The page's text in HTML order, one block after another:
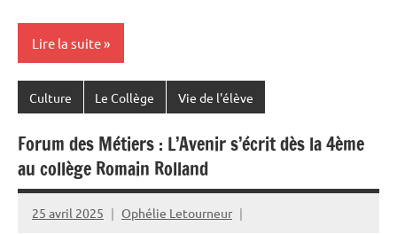
Lire la suite
Culture Le Collège Vie de l'élève
Forum des Métiers : L’Avenir s’écrit dès la 4ème
au collège Romain Rolland
25 avril 2025 Ophélie Letourneur